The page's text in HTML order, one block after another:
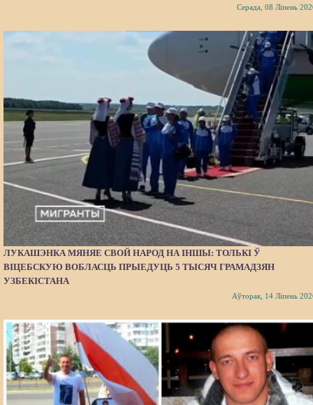
Серада, 08 Ліпень
ЛУКАШЭНКА МЯНЯЕ СВОЙ НАРОД НА ІНШЫ: ТОЛЬКІ Ў
ВІЦЕБСКУЮ ВОБЛАСЦЬ ПРЫЕДУЦЬ 5 ТЫСЯЧ ГРАМАДЗЯН
УЗБЕКІСТАНА
Аўторак, 14 Ліпень